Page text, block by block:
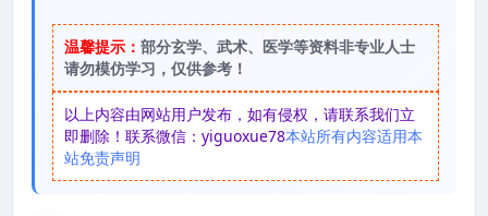
温馨提示： 部分玄学、武术、医学等资料非专业人士
请勿模仿学习，仅供参考！
以上内容由网站用户发布，如有侵权，请联系我们立
即删除！联系微信：yiguoxue78本站所有内容适用本
站免责声明